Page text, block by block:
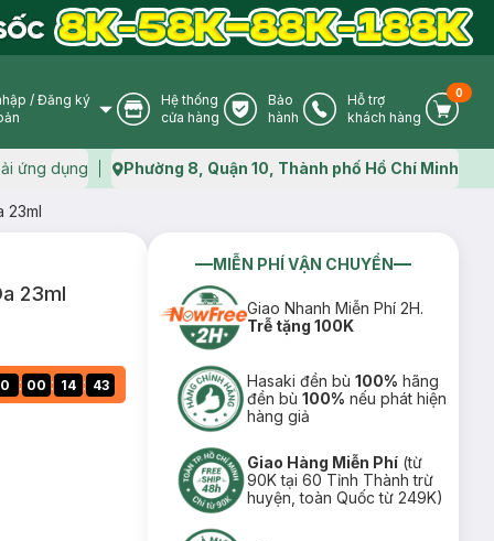
User Icon
/ Đăng ký
Store Icon
Hệ thống
cửa hàng
Warranty Icon
Bảo
hành
Phone Icon
Hỗ trợ
khách hàng
Cart
0
ứng dụng Map icon
Phường 8, Quận 10, Thành phố Hồ Chí Minh
23ml
23ml
0 : 00 : 14 : 41
MIỄN PHÍ VẬN CHUYỂN
Giao Nhanh Miễn Phí 2H.
Trễ tặng 100K
Hasaki đền bù100% hãng
đền bù100% nếu phát hiện
hàng giả
Giao Hàng Miễn Phí (từ
90K tại 60 Tỉnh Thành trừ
huyện, toàn Quốc từ 249K)